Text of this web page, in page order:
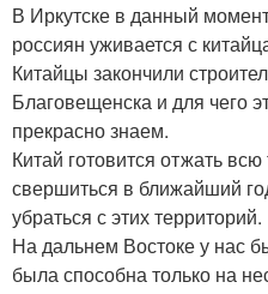
В Иркутске в данный
россиян уживается с
Китайцы закончили
Благовещенска и для чего
прекрасно знаем.
Китай готовится отжать
свершиться в ближайший
убраться с этих территорий.
На дальнем Востоке у нас
была способна только на